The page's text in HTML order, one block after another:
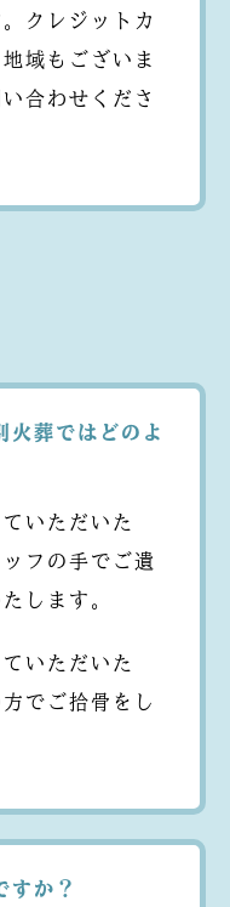
クレジットカ
域もございま
合わせくださ
葬ではどのよ
いただいた
フの手でご遺
します。
いただいた
でご拾骨をし
すか？